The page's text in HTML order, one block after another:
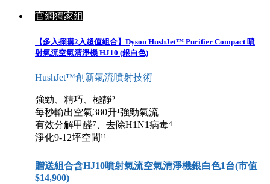
官網獨家組
【多入採購2入超值組合】Dyson HushJet™ Purifier Compact 噴
射氣流空氣清淨機 HJ10 (銀白色)
HushJet™創新氣流噴射技術
強勁、精巧、極靜²
每秒輸出空氣380升¹強勁氣流
有效分解甲醛⁷、去除H1N1病毒⁴
淨化9-12坪空間¹¹
贈送組合含HJ10噴射氣流空氣清淨機銀白色1台(市值
$14,900)